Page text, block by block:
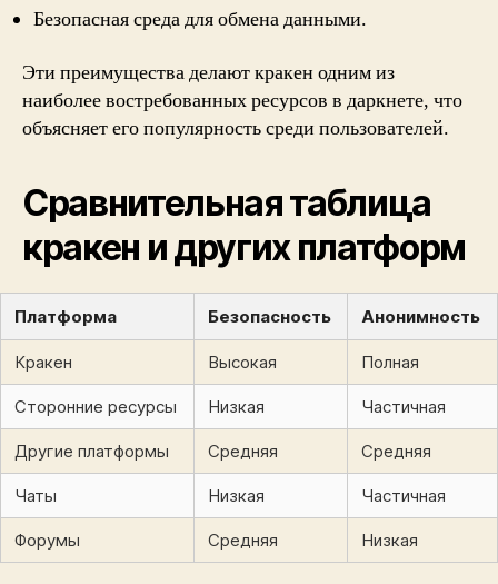
Безопасная среда для обмена данными.
Эти преимущества делают кракен одним из
наиболее востребованных ресурсов в даркнете, что
объясняет его популярность среди пользователей.
Сравнительная таблица
кракен и других платформ
Платформа Безопасность Анонимность
Кракен Высокая Полная
Сторонние ресурсы Низкая Частичная
Другие платформы Средняя Средняя
Чаты Низкая Частичная
Форумы Средняя Низкая